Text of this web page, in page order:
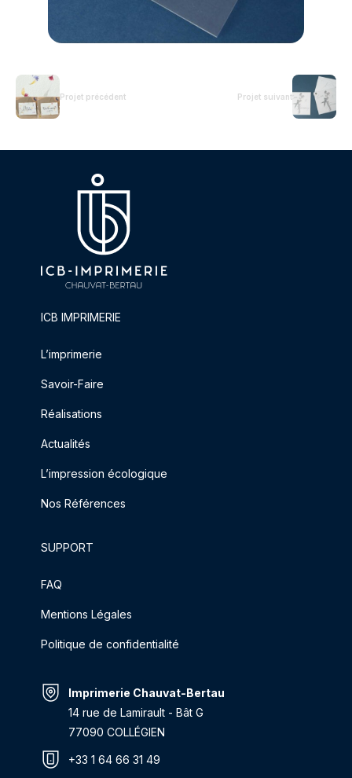
Projet précédent Projet suivant
ICB IMPRIMERIE
L’imprimerie
Savoir-Faire
Réalisations
Actualités
L’impression écologique
Nos Références
SUPPORT
FAQ
Mentions Légales
Politique de confidentialité
Imprimerie Chauvat-Bertau
14 rue de Lamirault - Bât G
77090 COLLÉGIEN
+33 1 64 66 31 49